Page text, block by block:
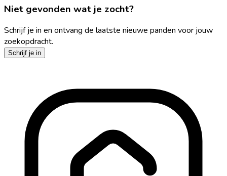
Niet gevonden wat je zocht?
Schrijf je in en ontvang de laatste nieuwe panden voor jouw
zoekopdracht.
Schrijf je in